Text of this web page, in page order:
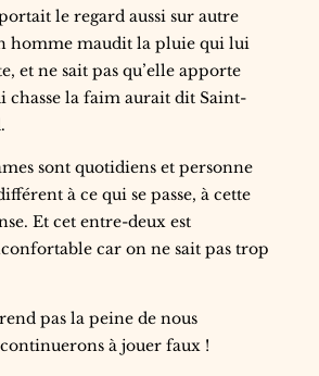
le regard aussi sur autre
homme maudit la pluie qui lui
et ne sait pas qu’elle apporte
chasse la faim aurait dit Saint-
sont quotidiens et personne
à ce qui se passe, à cette
Et cet entre-deux est
car on ne sait pas trop
pas la peine de nous
à jouer faux !